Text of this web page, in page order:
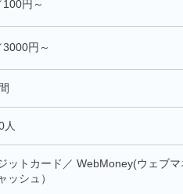
100円～
3000円～
人
ットカード／ WebMoney(ウェブ
ッシュ）